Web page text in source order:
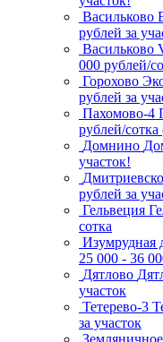
Васильково
рублей за
Васильково
000 рублей/
Горохово
рублей за
Пахомово-4
рублей/
Домнино
участок!
рублей за
Гельвеция
сотка
Изумрудная
25 000 - 36
Дятлово
участок
Тетерево-3
за участок
Земляничное